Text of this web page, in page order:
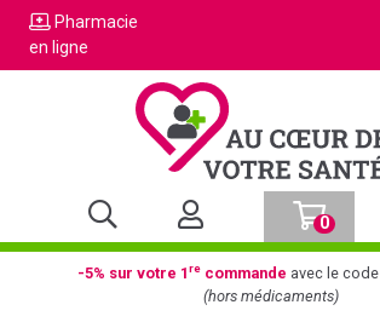
Pharmacie
en ligne
0
-5% sur votre 1recommande avec le code
(hors médicaments)